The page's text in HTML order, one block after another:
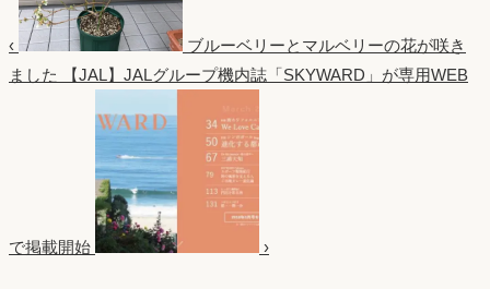
‹
ブルーベリーとマルベリーの花が咲き
ました
【JAL】JALグループ機内誌「SKYWARD」が専用WEB
で掲載開始 ›